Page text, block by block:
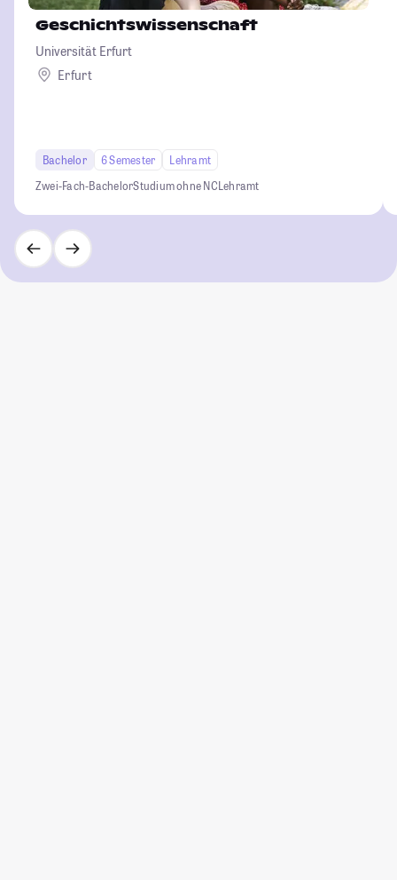
Geschichtswissenschaft
Universität Erfurt
Erfurt
Bachelor 6 Semester
Lehramt
Zwei-Fach-BachelorStudium ohne NCLehramt